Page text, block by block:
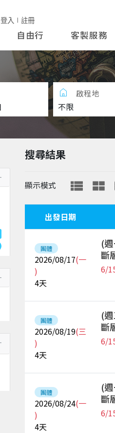
登入∣註冊
自由行 客製服務
啟程地
搜尋結果
顯示模式
出發日期
團體
2026/08/17(一
)
4天
(
斷
6/
團體
2026/08/19(三
)
4天
(
斷
6/
團體
2026/08/24(一
)
4天
(
斷
6/